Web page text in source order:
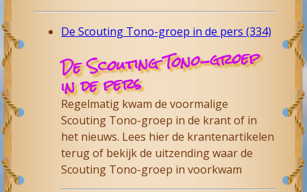
De Scouting Tono-groep in de pers (334)
De Scouting Tono-groep
in de pers
Regelmatig kwam de voormalige
Scouting Tono-groep in de krant of in
het nieuws. Lees hier de krantenartikelen
terug of bekijk de uitzending waar de
Scouting Tono-groep in voorkwam